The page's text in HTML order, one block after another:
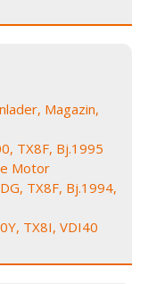
Magazin,
TX8F, Bj.1995
Motor
TX8F, Bj.1994,
TX8I, VDI40